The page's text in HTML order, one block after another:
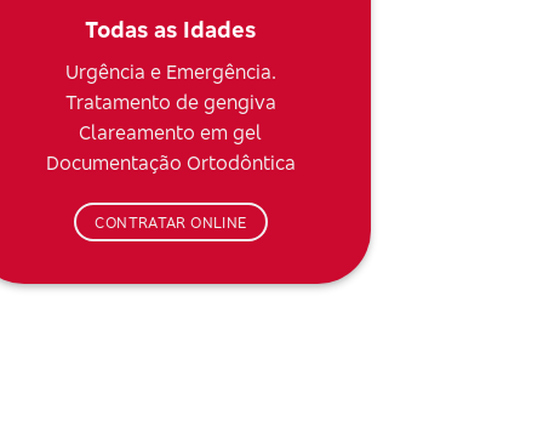
Todas as Idades
Urgência e Emergência.
Tratamento de gengiva
Clareamento em gel
Documentação Ortodôntica
CONTRATAR ONLINE